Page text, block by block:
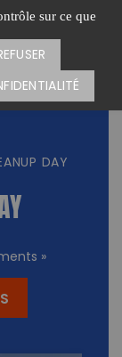
sur ce que
DON
DAY
»